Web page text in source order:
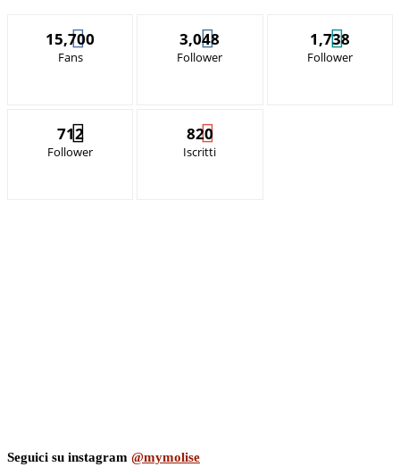
15,700
Fans
3,048
Follower
1,738
Follower
712
Follower
820
Iscritti
Seguici su instagram @mymolise